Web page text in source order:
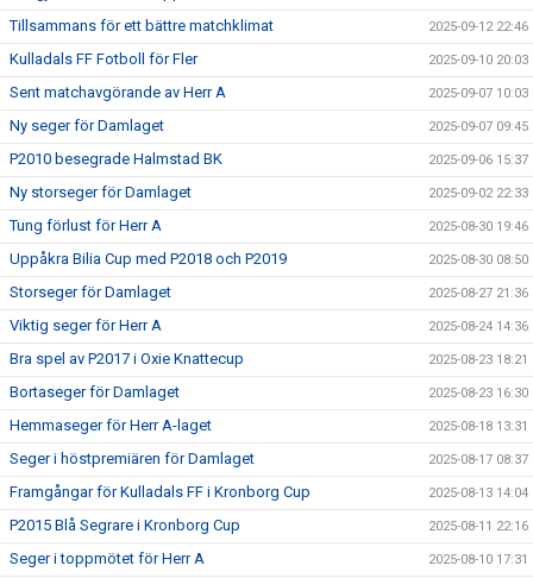
Tillsammans för ett bättre matchklimat 2025-09-12 22:46
Kulladals FF Fotboll för Fler 2025-09-10 20:03
Sent matchavgörande av Herr A 2025-09-07 10:03
Ny seger för Damlaget 2025-09-07 09:45
P2010 besegrade Halmstad BK 2025-09-06 15:37
Ny storseger för Damlaget 2025-09-02 22:33
Tung förlust för Herr A 2025-08-30 19:46
Uppåkra Bilia Cup med P2018 och P2019 2025-08-30 08:50
Storseger för Damlaget 2025-08-27 21:36
Viktig seger för Herr A 2025-08-24 14:36
Bra spel av P2017 i Oxie Knattecup 2025-08-23 18:21
Bortaseger för Damlaget 2025-08-23 16:30
Hemmaseger för Herr A-laget 2025-08-18 13:31
Seger i höstpremiären för Damlaget 2025-08-17 08:37
Framgångar för Kulladals FF i Kronborg Cup 2025-08-13 14:04
P2015 Blå Segrare i Kronborg Cup 2025-08-11 22:16
Seger i toppmötet för Herr A 2025-08-10 17:31